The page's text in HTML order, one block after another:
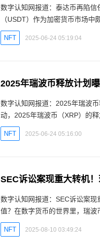
数字认知网报道：泰达币再陷
（USDT）作为加密货币市场
色。然而，近期一系列事件使
NFT 2025-06-24 05:19:04
数字认知网报道：2025年瑞波
动，2025年瑞波币（XRP）的
发了市场的广泛关注和热烈讨
NFT 2025-06-24 05:16:00
数字认知网报道：SEC诉讼案
值？在数字货币的世界里，瑞
会（SEC）对瑞波实验室及其
NFT 2025-08-10 03:49:24